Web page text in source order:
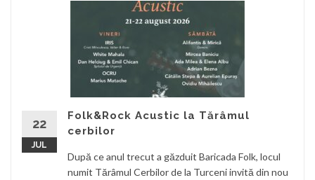
22
JUL
Folk&Rock Acustic la Tărâmul
cerbilor
După ce anul trecut a găzduit Baricada Folk, locul
numit Tărâmul Cerbilor de la Turceni invită din nou